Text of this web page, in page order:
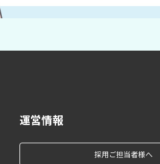
運営情報
採用ご担当者様へ